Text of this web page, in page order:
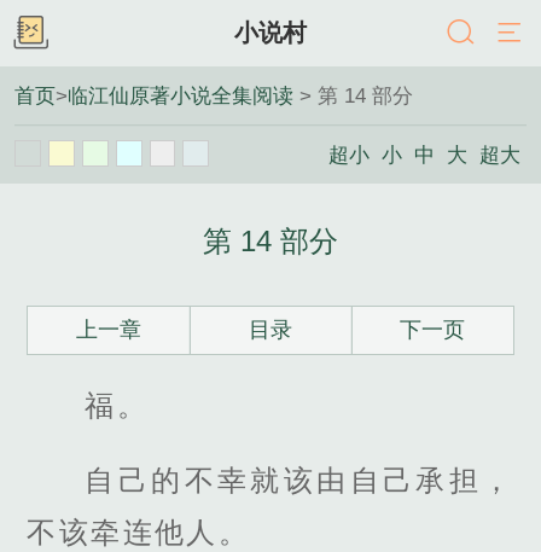
小说村
首页>临江仙原著小说全集阅读 > 第 14 部分
超小 小 中 大 超大
第 14 部分
上一章 目录 下一页
福。
自己的不幸就该由自己承担，
不该牵连他人。